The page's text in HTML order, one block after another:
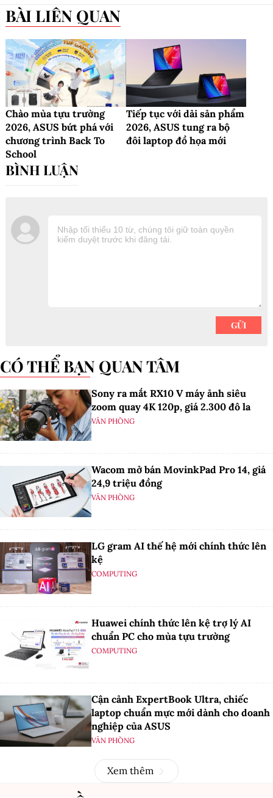
BÀI LIÊN QUAN
Chào mùa tựu trường
2026, ASUS bứt phá với
chương trình Back To
School
Tiếp tục với dải sản phẩm
2026, ASUS tung ra bộ
đôi laptop đồ họa mới
CÓ THỂ BẠN QUAN TÂM
Sony ra mắt RX10 V máy ảnh siêu
zoom quay 4K 120p, giá 2.300 đô la
VĂN PHÒNG
Wacom mở bán MovinkPad Pro 14, giá
24,9 triệu đồng
VĂN PHÒNG
LG gram AI thế hệ mới chính thức lên
kệ
COMPUTING
Huawei chính thức lên kệ trợ lý AI
chuẩn PC cho mùa tựu trường
COMPUTING
Cận cảnh ExpertBook Ultra, chiếc
laptop chuẩn mực mới dành cho doanh
nghiệp của ASUS
VĂN PHÒNG
Xem thêm